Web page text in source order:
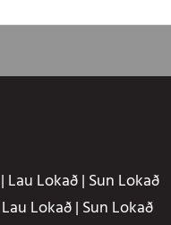
Lau Lokað | Sun Lokað
Lau Lokað | Sun Lokað